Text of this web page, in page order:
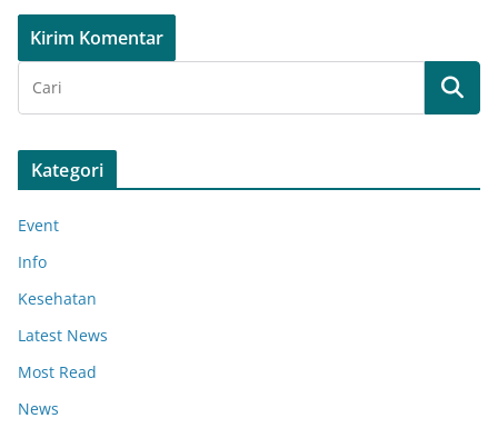
Kategori
Event
Info
Kesehatan
Latest News
Most Read
News